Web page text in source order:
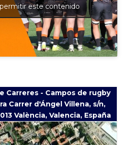
este contenido
Carreres - Campos de rugby
Carrer d'Ángel Villena, s/n,
València, Valencia, España